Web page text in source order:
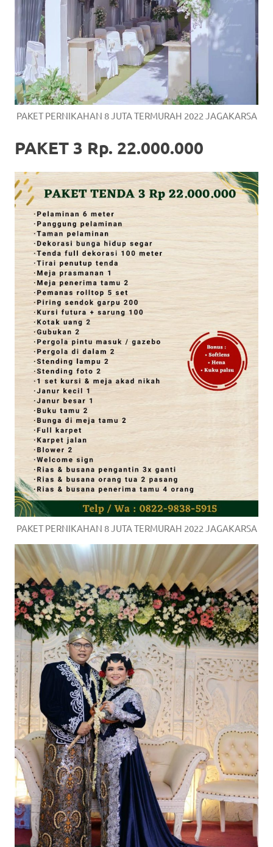
PAKET PERNIKAHAN 8 JUTA TERMURAH 2022 JAGAKARSA
PAKET 3 Rp. 22.000.000
PAKET PERNIKAHAN 8 JUTA TERMURAH 2022 JAGAKARSA